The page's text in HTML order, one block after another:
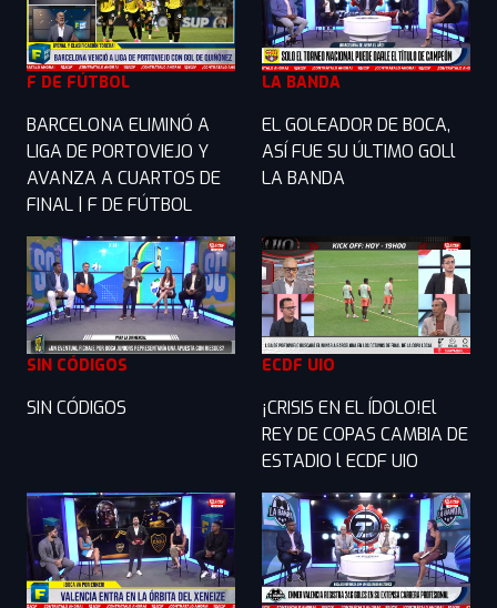
F DE FÚTBOL
BARCELONA ELIMINÓ A
LIGA DE PORTOVIEJO Y
AVANZA A CUARTOS DE
FINAL | F DE FÚTBOL
LA BANDA
EL GOLEADOR DE BOCA,
ASÍ FUE SU ÚLTIMO GOLl
LA BANDA
SIN CÓDIGOS
SIN CÓDIGOS
ECDF UIO
¡CRISIS EN EL ÍDOLO!El
REY DE COPAS CAMBIA DE
ESTADIO l ECDF UIO